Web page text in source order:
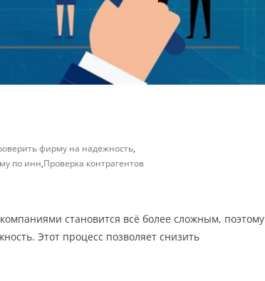
фирму на надежность,
по инн,Проверка контрагентов
становится всё более сложным, поэтому
Этот процесс позволяет снизить